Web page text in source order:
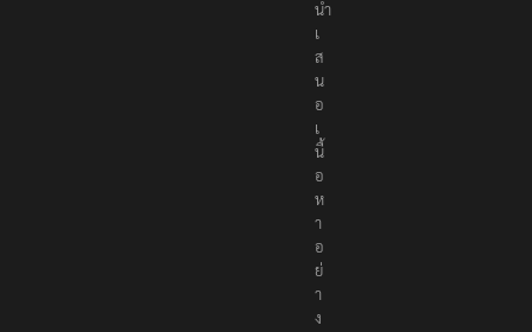
น์
ที่
นำ
เ
ส
น
อ
เ
นื้
อ
ห
า
อ
ย่